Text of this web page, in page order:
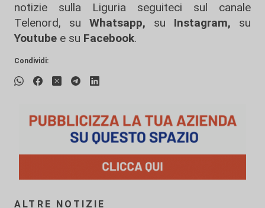
notizie sulla Liguria seguiteci sul canale
Telenord, su
Whatsapp, su Instagram, su
Youtube e su Facebook.
Condividi:
ALTRE NOTIZIE